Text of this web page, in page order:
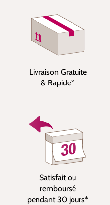
Livraison Gratuite
& Rapide*
Satisfait ou
remboursé
pendant 30 jours*